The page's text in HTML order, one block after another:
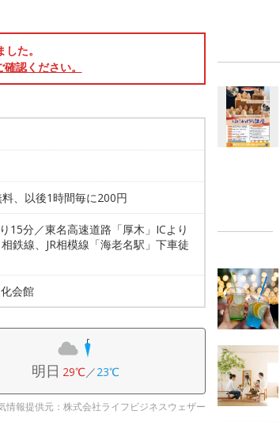
た。
認ください。
、以後1時間毎に200円
15分／東名高速道路「厚木」ICより
鉄線、JR相模線「海老名駅」下車徒
会館
明日 29℃／23℃
情報提供元：株式会社ライフビジネスウェザー